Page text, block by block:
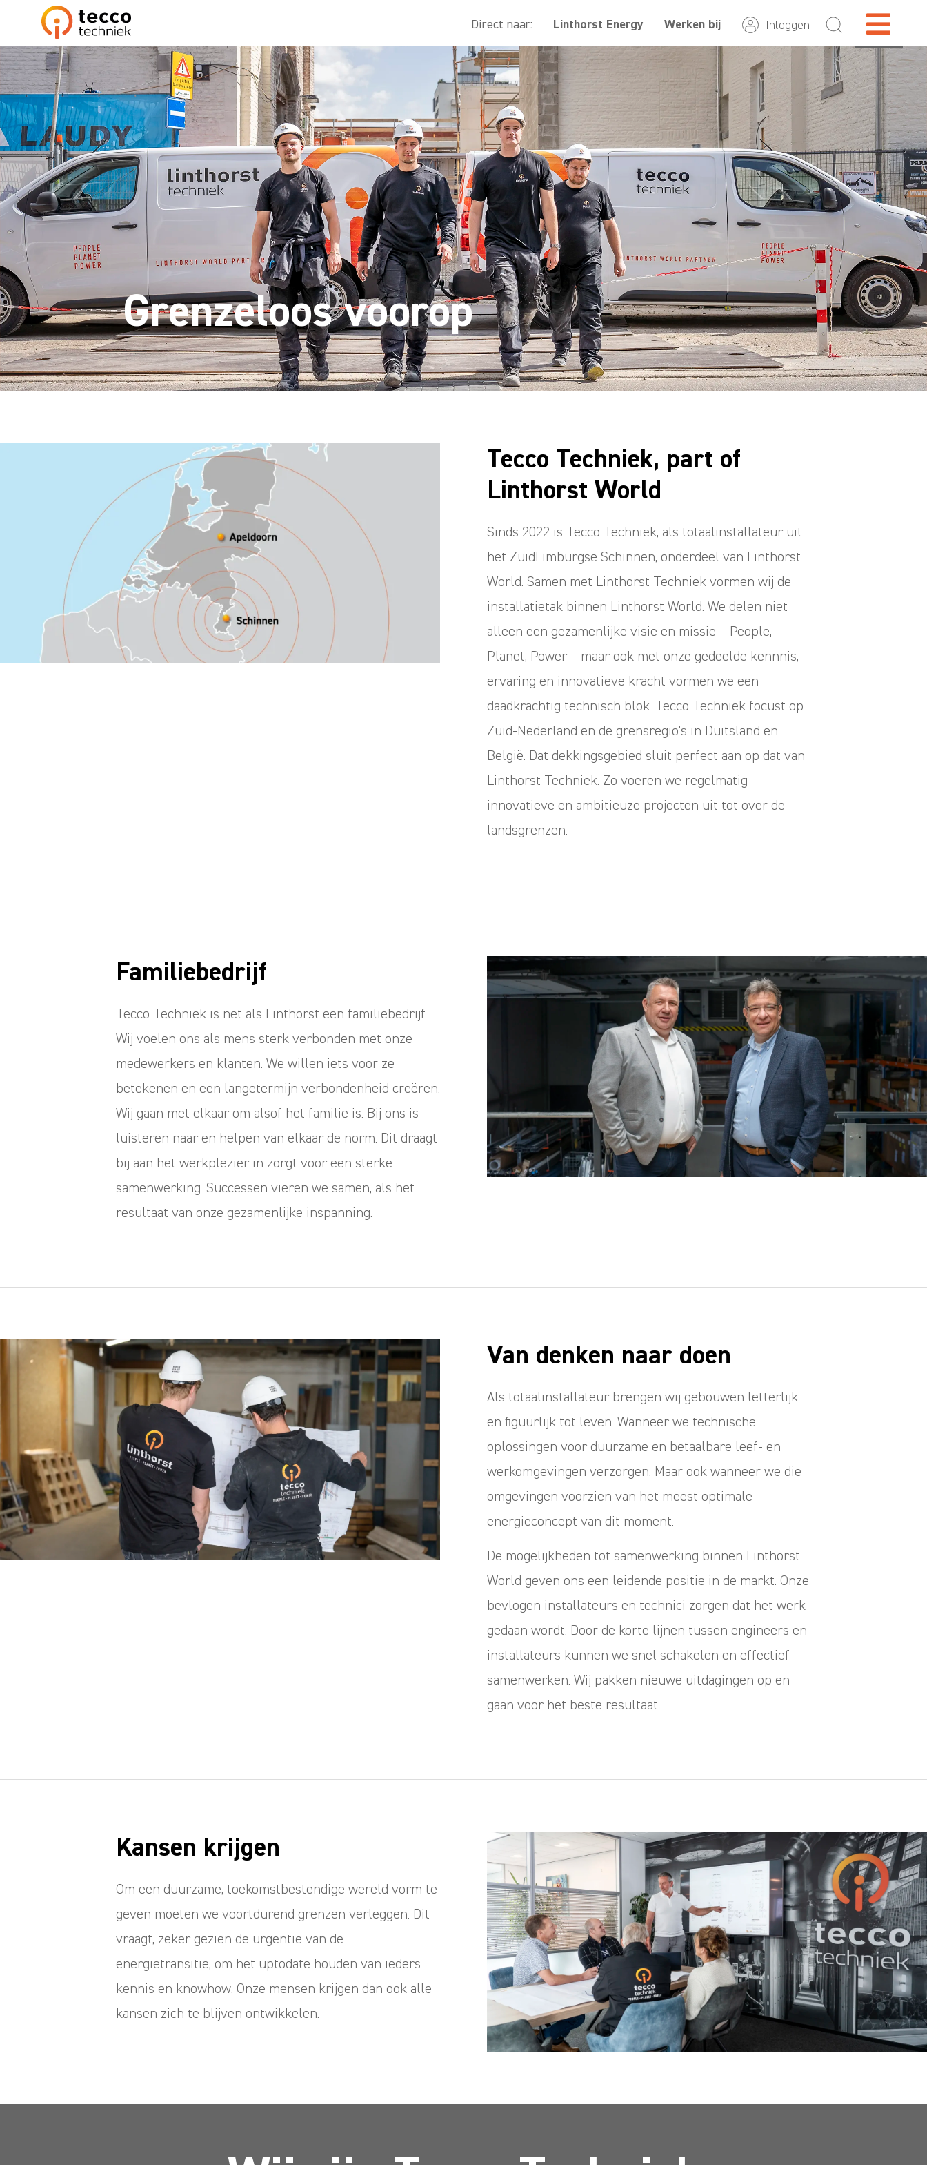
Direct naar: Linthorst Energy Werken bij Inloggen
Grenzeloos voorop
Tecco Techniek, part of
Linthorst World
Sinds 2022 is Tecco Techniek, als totaalinstallateur uit
het ZuidLimburgse Schinnen, onderdeel van Linthorst
World. Samen met Linthorst Techniek vormen wij de
installatietak binnen Linthorst World. We delen niet
alleen een gezamenlijke visie en missie – People,
Planet, Power – maar ook met onze gedeelde kennnis,
ervaring en innovatieve kracht vormen we een
daadkrachtig technisch blok. Tecco Techniek focust op
Zuid-Nederland en de grensregio’s in Duitsland en
België. Dat dekkingsgebied sluit perfect aan op dat van
Linthorst Techniek. Zo voeren we regelmatig
innovatieve en ambitieuze projecten uit tot over de
landsgrenzen.
Familiebedrijf
Tecco Techniek is net als Linthorst een familiebedrijf.
Wij voelen ons als mens sterk verbonden met onze
medewerkers en klanten. We willen iets voor ze
betekenen en een langetermijn verbondenheid creëren.
Wij gaan met elkaar om alsof het familie is. Bij ons is
luisteren naar en helpen van elkaar de norm. Dit draagt
bij aan het werkplezier in zorgt voor een sterke
samenwerking. Successen vieren we samen, als het
resultaat van onze gezamenlijke inspanning.
Van denken naar doen
Als totaalinstallateur brengen wij gebouwen letterlijk
en figuurlijk tot leven. Wanneer we technische
oplossingen voor duurzame en betaalbare leef- en
werkomgevingen verzorgen. Maar ook wanneer we die
omgevingen voorzien van het meest optimale
energieconcept van dit moment.
De mogelijkheden tot samenwerking binnen Linthorst
World geven ons een leidende positie in de markt. Onze
bevlogen installateurs en technici zorgen dat het werk
gedaan wordt. Door de korte lijnen tussen engineers en
installateurs kunnen we snel schakelen en effectief
samenwerken. Wij pakken nieuwe uitdagingen op en
gaan voor het beste resultaat.
Kansen krijgen
Om een duurzame, toekomstbestendige wereld vorm te
geven moeten we voortdurend grenzen verleggen. Dit
vraagt, zeker gezien de urgentie van de
energietransitie, om het uptodate houden van ieders
kennis en knowhow. Onze mensen krijgen dan ook alle
kansen zich te blijven ontwikkelen.